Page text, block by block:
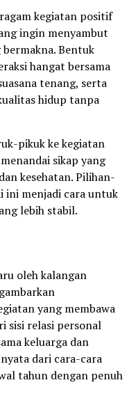
kegiatan positif
ingin menyambut
Bentuk
hangat bersama
tenang, serta
hidup tanpa
pikuk ke kegiatan
sikap yang
kesehatan. Pilihan-
ini menjadi cara untuk
lebih stabil.
oleh kalangan
yang membawa
sisi relasi personal
keluarga dan
dari cara-cara
tahun dengan penuh